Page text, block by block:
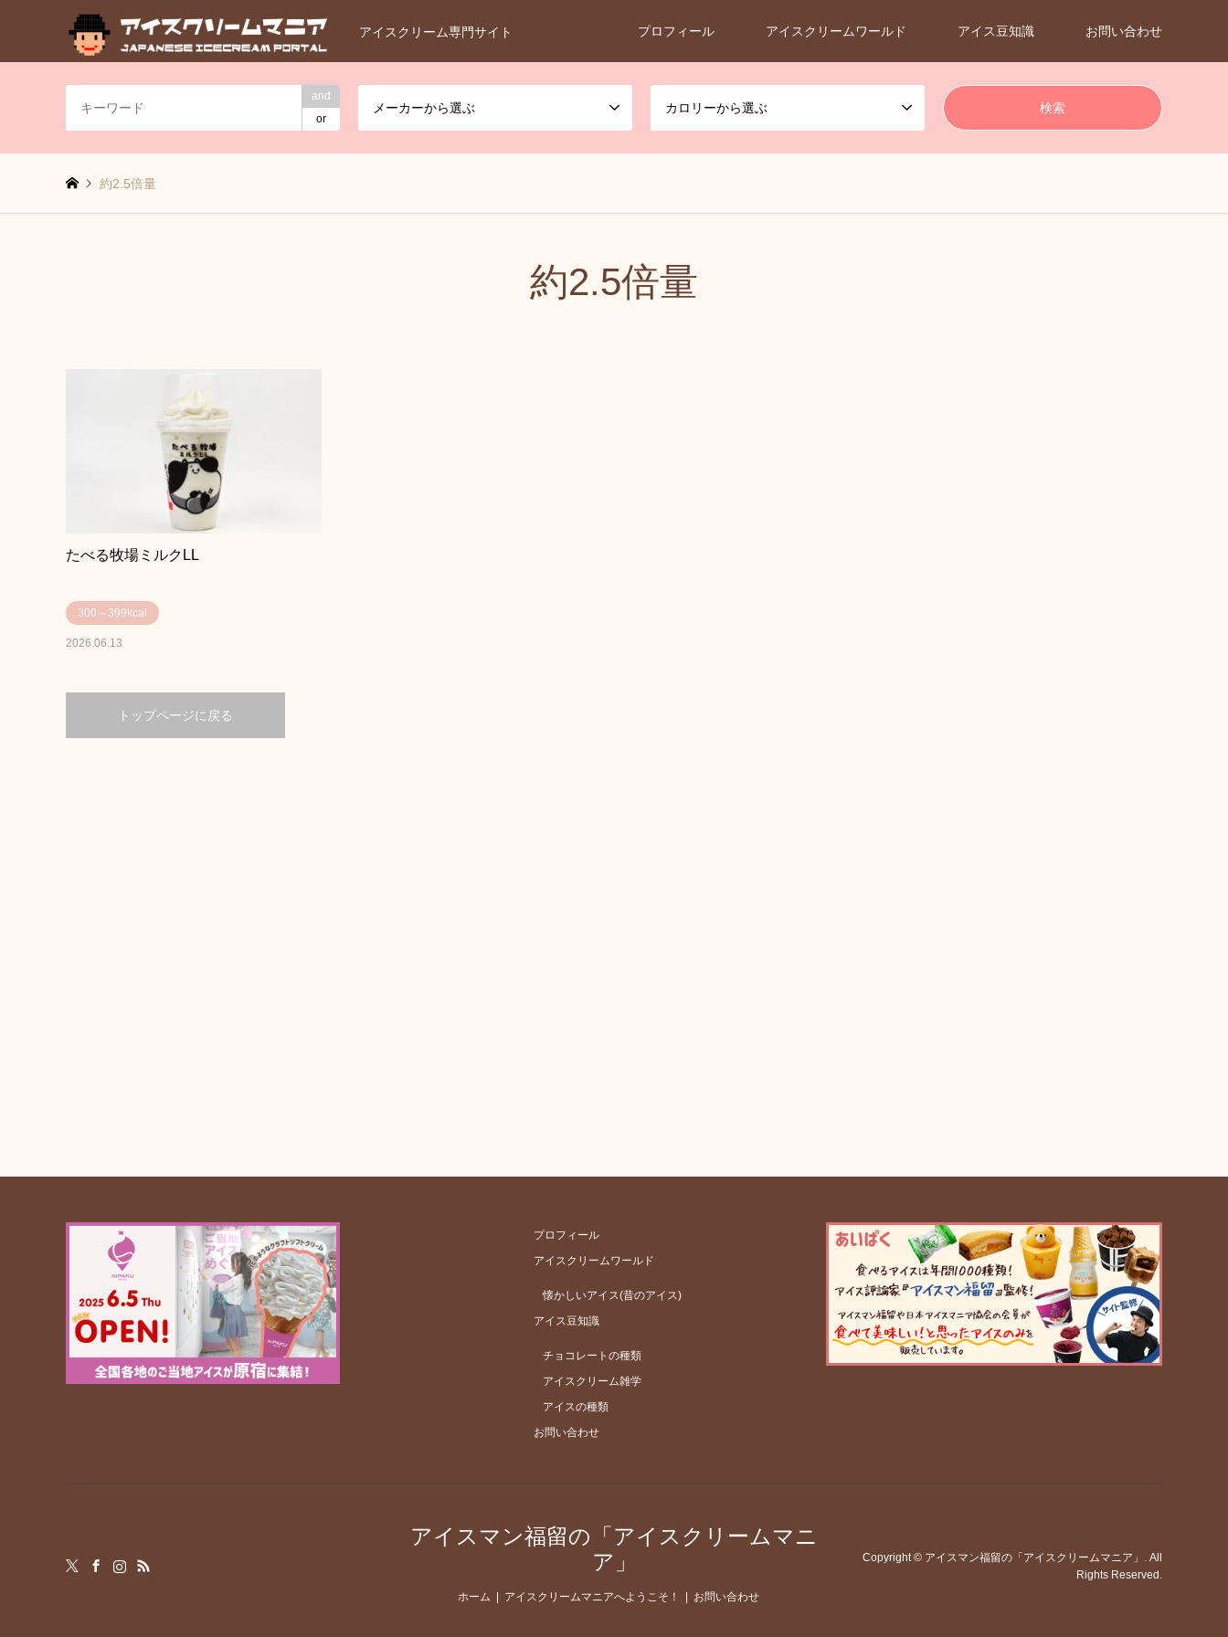
アイスクリーム専門サイト プロフィール アイスクリームワールド アイス豆知識 お問い合わせ
and
or
メーカーから選ぶ カロリーから選ぶ
約2.5倍量
約2.5倍量
たべる牧場ミルクLL
300～399kcal
2026.06.13
トップページに戻る
プロフィール
アイスクリームワールド
懐かしいアイス(昔のアイス)
アイス豆知識
チョコレートの種類
アイスクリーム雑学
アイスの種類
お問い合わせ
アイスマン福留の「アイスクリームマニ
ア」
ホーム アイスクリームマニアへようこそ！ お問い合わせ
Copyright© アイスマン福留の「アイスクリームマニア」 . All
Rights Reserved.